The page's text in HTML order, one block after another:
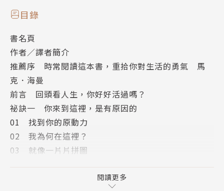
「以前感到壓力很大的事，現在變得可以平靜以對」。
為什麼我們學了那麼多道理，卻過不好這一生？
透過這本書，麥加莉醫師要告訴你6個創造美好生活的
祕訣，35個章節，每一章講述一個診間故事，並探索
一個深刻見解。把這些觀念與技巧，運用到你的日常生
活中，有助你改變看待世界的方式，重拾生活的勇氣，
在壓力環境中也能感到自在，並能建立與保持可持續的
成功，把餘生過值得。
‧你來到這裡是有原因的：找到你的原動力，別錯過了
目錄
書名頁
作者／譯者簡介
推薦序 時常閱讀這本書，重拾你對生活的勇氣 馬
克．海曼
前言 回頭看人生，你好好活過嗎？
祕訣一 你來到這裡，是有原因的
01 找到你的原動力
02 我為何在這裡？
03 就像一片片拼圖
閱讀更多